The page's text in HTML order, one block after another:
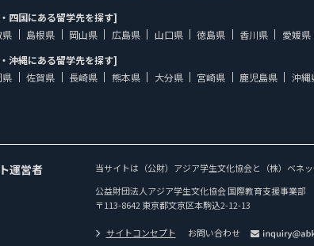
四国にある留学先を探す]
県
島根県 岡山県 広島県 山口県 徳島県 香川県 愛媛県
沖縄にある留学先を探す]
県
佐賀県 長崎県 熊本県 大分県 宮崎県 鹿児島県 沖縄
運営者
当サイトは（公財）アジア学生文化協会と（株）ベネ
公益財団法人アジア学生文化協会 国際教育支援事業部
〒113-8642 東京都文京区本駒込2-12-13
サイトコンセプト お問い合わせ